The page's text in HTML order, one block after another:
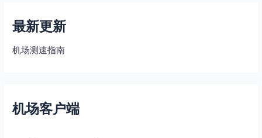
最新更新
机场测速指南
机场客户端